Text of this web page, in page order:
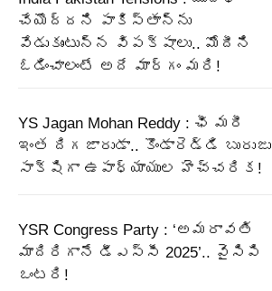
చేయొద్దని పాకిస్తాన్‌ను
వేడుకుంటున్న విపక్షాలు.. మోదీని
ఓడించాలంటే అదే మార్గం మరి!
YS Jagan Mohan Reddy : ఛీ మరీ
ఇంత దిగజారుడా.. కొండారెడ్డి బురుజు
సాక్షిగా ఉపాధ్యాయుల హెచ్చరిక!
YSR Congress Party : ‘అమరావతి
మాదిరిగానే డీఎస్సీ 2025’.. వైసిపి
ఒంటరి!